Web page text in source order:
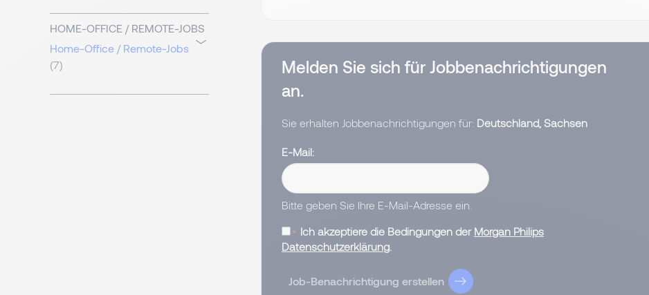
HOME-OFFICE / REMOTE-JOBS
Home-Office / Remote-Jobs
(7)
Melden Sie sich für Jobbenachrichtigungen
an.
Sie erhalten Jobbenachrichtigungen für: Deutschland, Sachsen
E-Mail
Bitte geben Sie Ihre E-Mail-Adresse ein.
Ich akzeptiere die Bedingungen der Morgan Philips
Datenschutzerklärung
Job-Benachrichtigung erstellen